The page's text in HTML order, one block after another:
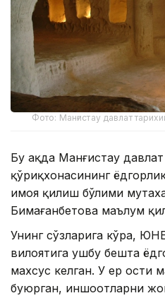
Фото: Манғистау давлат
Бу ҳақда Манғистау
қўриқхонасининг
ҳимоя қилиш бўлими
Бимағанбетова маълум
Унинг сўзларига кўра,
вилоятига ушбу бешта
махсус келган. У ер ости
буюрган, иншоотларни